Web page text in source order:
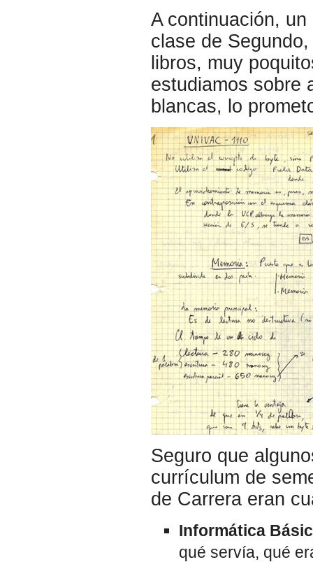
A continuación,
clase de
libros, muy
estudiamos sobre
blancas, lo
Seguro que
currículum de
de Carrera eran
Informática
qué servía, qué